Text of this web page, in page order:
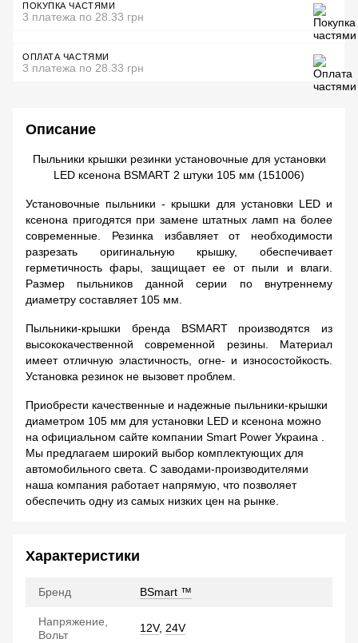
ПОКУПКА ЧАСТЯМИ
3 платежа по 28.33 грн
ОПЛАТА ЧАСТЯМИ
3 платежа по 28.33 грн
Описание
Пыльники крышки резинки установочные для установки
LED ксенона BSMART 2 штуки 105 мм (151006)
Установочные пыльники - крышки для установки LED и
ксенона пригодятся при замене штатных ламп на более
современные. Резинка избавляет от необходимости
разрезать оригинальную крышку, обеспечивает
герметичность фары, защищает ее от пыли и влаги.
Размер пыльников данной серии по внутреннему
диаметру составляет 105 мм.
Пыльники-крышки бренда BSMART производятся из
высококачественной современной резины. Материал
имеет отличную эластичность, огне- и износостойкость.
Установка резинок не вызовет проблем.
Приобрести качественные и надежные пыльники-крышки
диаметром 105 мм для установки LED и ксенона можно
на официальном сайте компании Smart Power Украина .
Мы предлагаем широкий выбор комплектующих для
автомобильного света. С заводами-производителями
наша компания работает напрямую, что позволяет
обеспечить одну из самых низких цен на рынке.
Характеристики
Бренд BSmart ™
Напряжение,
Вольт
12V, 24V